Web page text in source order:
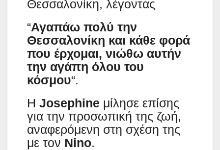
Θεσσαλονίκη, λέγοντας
“Αγαπάω πολύ την
Θεσσαλονίκη και κάθε φορά
που έρχομαι, νιώθω αυτήν
την αγάπη όλου του
κόσμου“.
Η Josephine μίλησε επίσης
για την προσωπική της ζωή,
αναφερόμενη στη σχέση της
με τον Nino.